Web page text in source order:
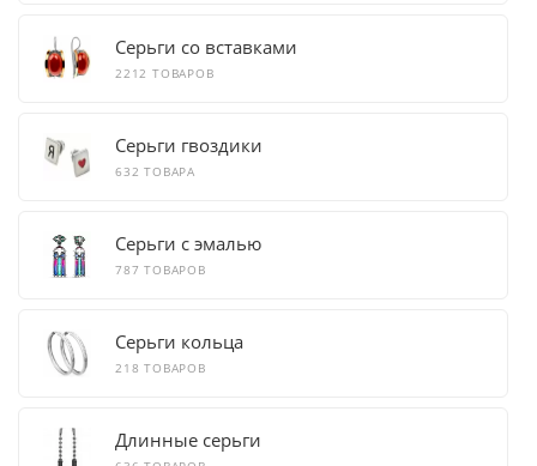
Серьги со вставками
2212 ТОВАРОВ
Серьги гвоздики
632 ТОВАРА
Серьги с эмалью
787 ТОВАРОВ
Серьги кольца
218 ТОВАРОВ
Длинные серьги